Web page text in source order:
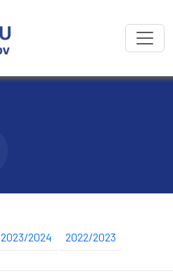
2023/2024
2022/2023